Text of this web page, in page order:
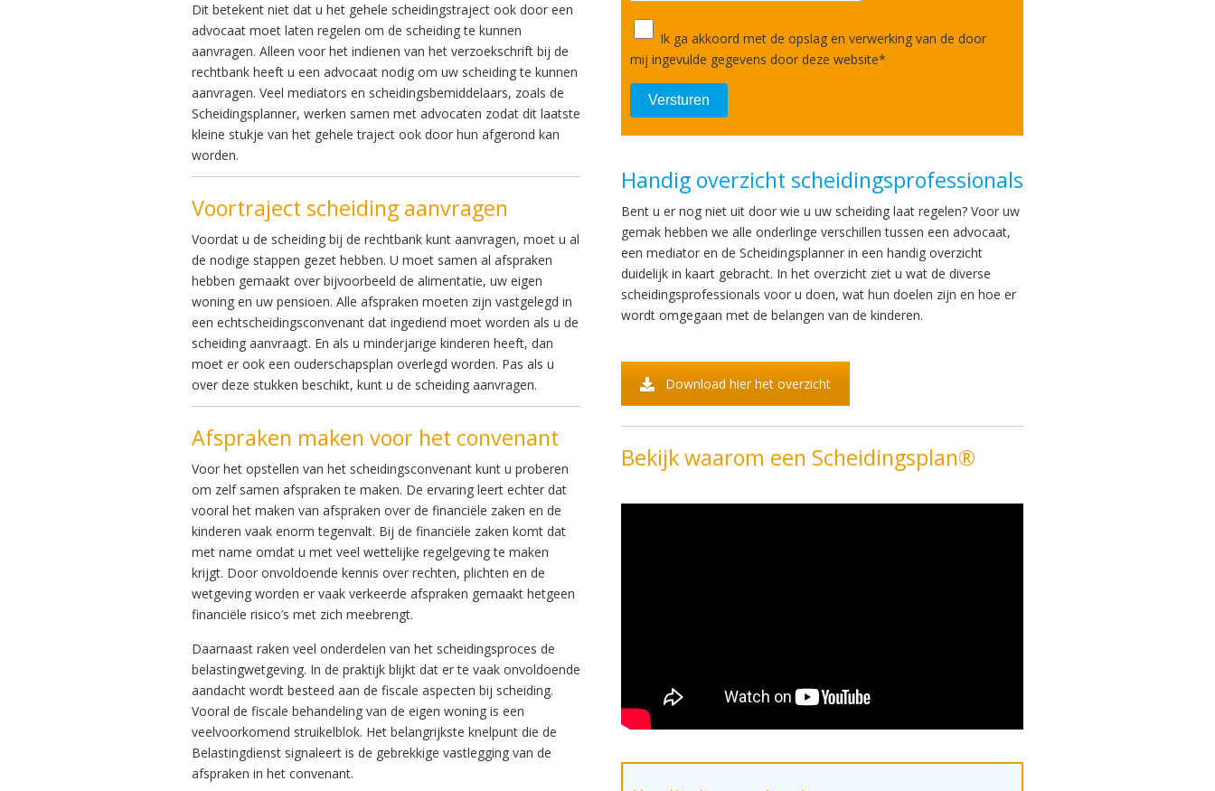
Dit betekent niet dat u het gehele scheidingstraject ook door een
advocaat moet laten regelen om de scheiding te kunnen
aanvragen. Alleen voor het indienen van het verzoekschrift bij de
rechtbank heeft u een advocaat nodig om uw scheiding te kunnen
aanvragen. Veel mediators en scheidingsbemiddelaars, zoals de
Scheidingsplanner, werken samen met advocaten zodat dit laatste
kleine stukje van het gehele traject ook door hun afgerond kan
worden.
Voortraject scheiding aanvragen
Voordat u de scheiding bij de rechtbank kunt aanvragen, moet u al
de nodige stappen gezet hebben. U moet samen al afspraken
hebben gemaakt over bijvoorbeeld de alimentatie, uw eigen
woning en uw pensioen. Alle afspraken moeten zijn vastgelegd in
een echtscheidingsconvenant dat ingediend moet worden als u de
scheiding aanvraagt. En als u minderjarige kinderen heeft, dan
moet er ook een ouderschapsplan overlegd worden. Pas als u
over deze stukken beschikt, kunt u de scheiding aanvragen.
Afspraken maken voor het convenant
Voor het opstellen van het scheidingsconvenant kunt u proberen
om zelf samen afspraken te maken. De ervaring leert echter dat
vooral het maken van afspraken over de financiële zaken en de
kinderen vaak enorm tegenvalt. Bij de financiële zaken komt dat
met name omdat u met veel wettelijke regelgeving te maken
krijgt. Door onvoldoende kennis over rechten, plichten en de
wetgeving worden er vaak verkeerde afspraken gemaakt hetgeen
financiële risico’s met zich meebrengt.
Daarnaast raken veel onderdelen van het scheidingsproces de
belastingwetgeving. In de praktijk blijkt dat er te vaak onvoldoende
aandacht wordt besteed aan de fiscale aspecten bij scheiding.
Vooral de fiscale behandeling van de eigen woning is een
veelvoorkomend struikelblok. Het belangrijkste knelpunt die de
Belastingdienst signaleert is de gebrekkige vastlegging van de
afspraken in het convenant.
Ik ga akkoord met de opslag en verwerking van de door
mij ingevulde gegevens door deze website*
Handig overzicht scheidingsprofessionals
Bent u er nog niet uit door wie u uw scheiding laat regelen? Voor uw
gemak hebben we alle onderlinge verschillen tussen een advocaat,
een mediator en de Scheidingsplanner in een handig overzicht
duidelijk in kaart gebracht. In het overzicht ziet u wat de diverse
scheidingsprofessionals voor u doen, wat hun doelen zijn en hoe er
wordt omgegaan met de belangen van de kinderen.
Download hier het overzicht
Bekijk waarom een Scheidingsplan®